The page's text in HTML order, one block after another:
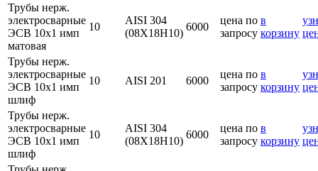
Трубы нерж.
электросварные
ЭСВ 10х1 имп
матовая
10
AISI 304
(08Х18Н10)
6000
цена по
запросу
в
корзину
Трубы нерж.
электросварные
ЭСВ 10х1 имп
шлиф
10 AISI 201 6000
цена по
запросу
в
корзину
Трубы нерж.
электросварные
ЭСВ 10х1 имп
шлиф
10
AISI 304
(08Х18Н10)
6000
цена по
запросу
в
корзину